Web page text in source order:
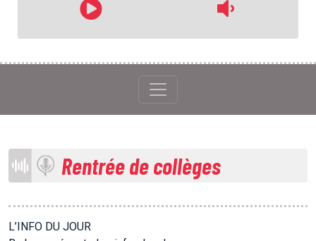
Rentrée de collèges
L’INFO DU JOUR